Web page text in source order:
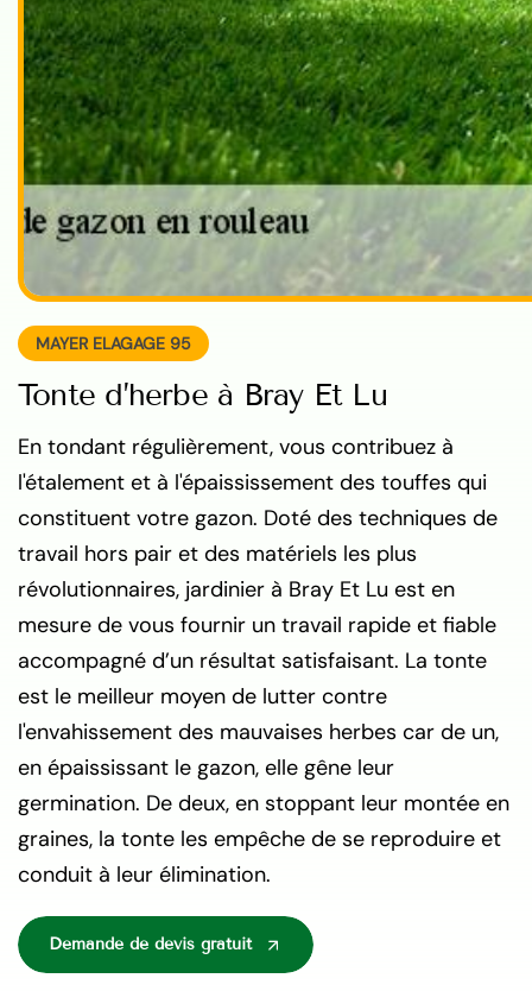
MAYER ELAGAGE 95
Tonte d’herbe à Bray Et Lu
En tondant régulièrement, vous contribuez à
l'étalement et à l'épaississement des touffes qui
constituent votre gazon. Doté des techniques de
travail hors pair et des matériels les plus
révolutionnaires, jardinier à Bray Et Lu est en
mesure de vous fournir un travail rapide et fiable
accompagné d’un résultat satisfaisant. La tonte
est le meilleur moyen de lutter contre
l'envahissement des mauvaises herbes car de un,
en épaississant le gazon, elle gêne leur
germination. De deux, en stoppant leur montée en
graines, la tonte les empêche de se reproduire et
conduit à leur élimination.
Demande de devis gratuit